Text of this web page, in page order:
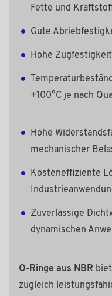
Fette und
Gute
Hohe
+100°C je nach
Hohe
mechanischer
Kosteneffiziente
Zuverlässige
dynamischen
O-Ringe aus NBR
zugleich